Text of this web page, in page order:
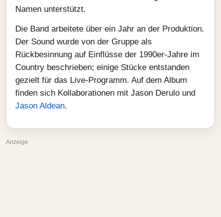
Namen unterstützt.
Die Band arbeitete über ein Jahr an der Produktion.
Der Sound wurde von der Gruppe als
Rückbesinnung auf Einflüsse der 1990er-Jahre im
Country beschrieben; einige Stücke entstanden
gezielt für das Live-Programm. Auf dem Album
finden sich Kollaborationen mit Jason Derulo und
Jason Aldean.
Anzeige